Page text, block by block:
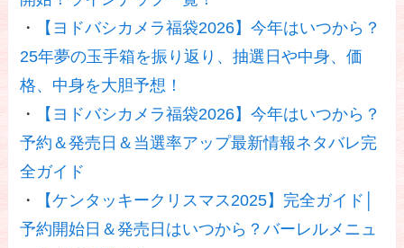
・
【ヨドバシカメラ福袋2026】今年はいつから？
25年夢の玉手箱を振り返り、抽選日や中身、価
格、中身を大胆予想！
・
【ヨドバシカメラ福袋2026】今年はいつから？
予約＆発売日＆当選率アップ最新情報ネタバレ完
全ガイド
・
【ケンタッキークリスマス2025】完全ガイド│
予約開始日＆発売日はいつから？バーレルメニュ